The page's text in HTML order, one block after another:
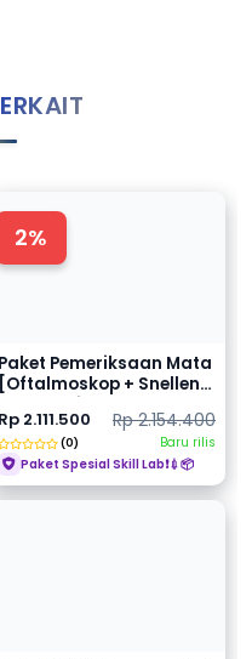
2%
Paket Pemeriksaan Mata
[Oftalmoskop + Snellen
Chart + Pin Ho...
Rp 2.111.500 Rp 2.154.400
(0)
Baru rilis
Paket Spesial Skill Lab❗💉📦